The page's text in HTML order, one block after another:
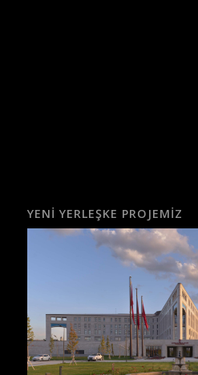
YENI YERLEŞKE PROJEMIZ